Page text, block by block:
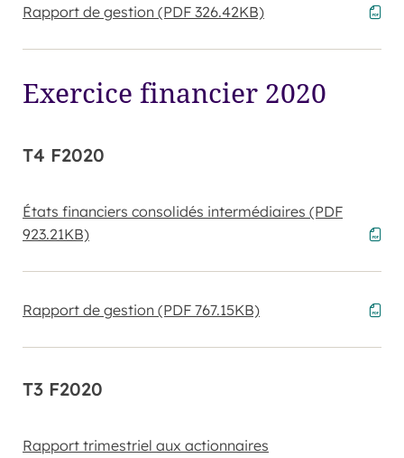
Rapport de gestion (PDF 326.42KB)
Exercice financier 2020
T4 F2020
États financiers consolidés intermédiaires (PDF
923.21KB)
Rapport de gestion (PDF 767.15KB)
T3 F2020
Rapport trimestriel aux actionnaires